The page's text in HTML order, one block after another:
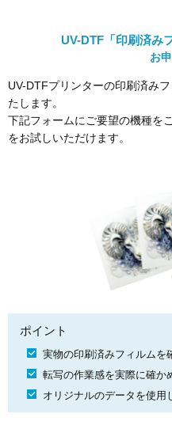
UV-DTF「印刷済み
お
UV-DTFプリンターの印刷済み
たします。
下記フォームにご要望の機種を
をお試しいただけます。
ポイント
実物の印刷済みフィルムを
転写の作業感を実際に確か
オリジナルのデータを使用